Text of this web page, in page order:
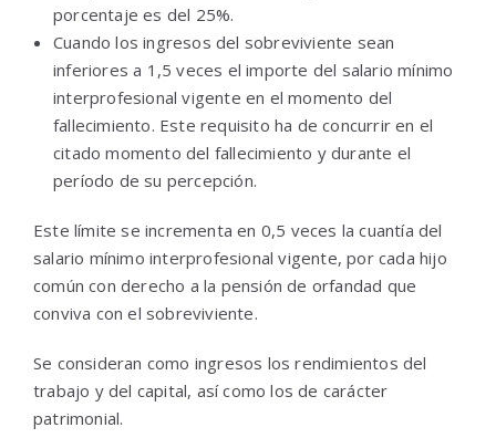
porcentaje es del 25%.
Cuando los ingresos del sobreviviente sean
inferiores a 1,5 veces el importe del salario mínimo
interprofesional vigente en el momento del
fallecimiento. Este requisito ha de concurrir en el
citado momento del fallecimiento y durante el
período de su percepción.
Este límite se incrementa en 0,5 veces la cuantía del
salario mínimo interprofesional vigente, por cada hijo
común con derecho a la pensión de orfandad que
conviva con el sobreviviente.
Se consideran como ingresos los rendimientos del
trabajo y del capital, así como los de carácter
patrimonial.